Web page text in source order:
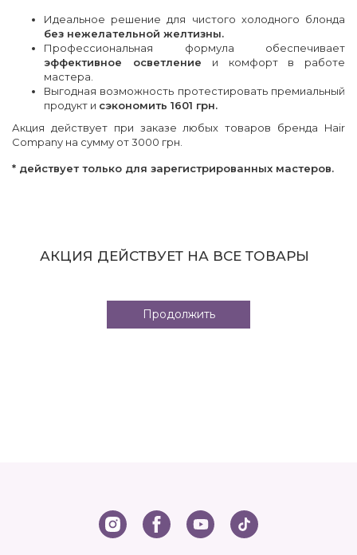
Идеальное решение для чистого холодного блонда
без нежелательной желтизны.
Профессиональная формула обеспечивает
эффективное осветление и комфорт в работе
мастера.
Выгодная возможность протестировать премиальный
продукт и сэкономить 1601 грн.
Акция действует при заказе любых товаров бренда Hair
Company на сумму от 3000 грн.
* действует только для зарегистрированных мастеров.
АКЦИЯ ДЕЙСТВУЕТ НА ВСЕ ТОВАРЫ
Продолжить